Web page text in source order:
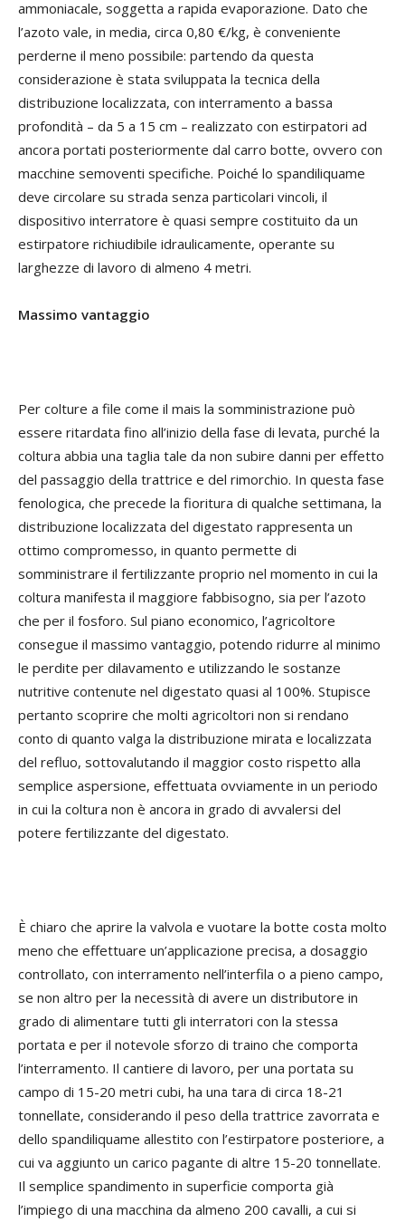
ammoniacale, soggetta a rapida evaporazione. Dato che
l’azoto vale, in media, circa 0,80 €/kg, è conveniente
perderne il meno possibile: partendo da questa
considerazione è stata sviluppata la tecnica della
distribuzione localizzata, con interramento a bassa
profondità – da 5 a 15 cm – realizzato con estirpatori ad
ancora portati posteriormente dal carro botte, ovvero con
macchine semoventi specifiche. Poiché lo spandiliquame
deve circolare su strada senza particolari vincoli, il
dispositivo interratore è quasi sempre costituito da un
estirpatore richiudibile idraulicamente, operante su
larghezze di lavoro di almeno 4 metri.
Massimo vantaggio
Per colture a file come il mais la somministrazione può
essere ritardata fino all’inizio della fase di levata, purché la
coltura abbia una taglia tale da non subire danni per effetto
del passaggio della trattrice e del rimorchio. In questa fase
fenologica, che precede la fioritura di qualche settimana, la
distribuzione localizzata del digestato rappresenta un
ottimo compromesso, in quanto permette di
somministrare il fertilizzante proprio nel momento in cui la
coltura manifesta il maggiore fabbisogno, sia per l’azoto
che per il fosforo. Sul piano economico, l’agricoltore
consegue il massimo vantaggio, potendo ridurre al minimo
le perdite per dilavamento e utilizzando le sostanze
nutritive contenute nel digestato quasi al 100%. Stupisce
pertanto scoprire che molti agricoltori non si rendano
conto di quanto valga la distribuzione mirata e localizzata
del refluo, sottovalutando il maggior costo rispetto alla
semplice aspersione, effettuata ovviamente in un periodo
in cui la coltura non è ancora in grado di avvalersi del
potere fertilizzante del digestato.
È chiaro che aprire la valvola e vuotare la botte costa molto
meno che effettuare un’applicazione precisa, a dosaggio
controllato, con interramento nell’interfila o a pieno campo,
se non altro per la necessità di avere un distributore in
grado di alimentare tutti gli interratori con la stessa
portata e per il notevole sforzo di traino che comporta
l’interramento. Il cantiere di lavoro, per una portata su
campo di 15-20 metri cubi, ha una tara di circa 18-21
tonnellate, considerando il peso della trattrice zavorrata e
dello spandiliquame allestito con l’estirpatore posteriore, a
cui va aggiunto un carico pagante di altre 15-20 tonnellate.
Il semplice spandimento in superficie comporta già
l’impiego di una macchina da almeno 200 cavalli, a cui si